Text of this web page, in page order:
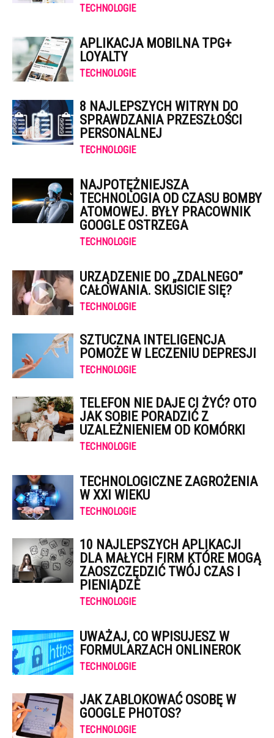
TECHNOLOGIE
APLIKACJA MOBILNA TPG+
LOYALTY
TECHNOLOGIE
8 NAJLEPSZYCH WITRYN DO
SPRAWDZANIA PRZESZŁOŚCI
PERSONALNEJ
TECHNOLOGIE
NAJPOTĘŻNIEJSZA
TECHNOLOGIA OD CZASU BOMBY
ATOMOWEJ. BYŁY PRACOWNIK
GOOGLE OSTRZEGA
TECHNOLOGIE
URZĄDZENIE DO „ZDALNEGO”
CAŁOWANIA. SKUSICIE SIĘ?
TECHNOLOGIE
SZTUCZNA INTELIGENCJA
POMOŻE W LECZENIU DEPRESJI
TECHNOLOGIE
TELEFON NIE DAJE CI ŻYĆ? OTO
JAK SOBIE PORADZIĆ Z
UZALEŻNIENIEM OD KOMÓRKI
TECHNOLOGIE
TECHNOLOGICZNE ZAGROŻENIA
W XXI WIEKU
TECHNOLOGIE
10 NAJLEPSZYCH APLIKACJI
DLA MAŁYCH FIRM KTÓRE MOGĄ
ZAOSZCZĘDZIĆ TWÓJ CZAS I
PIENIĄDZE
TECHNOLOGIE
UWAŻAJ, CO WPISUJESZ W
FORMULARZACH ONLINEROK
TECHNOLOGIE
JAK ZABLOKOWAĆ OSOBĘ W
GOOGLE PHOTOS?
TECHNOLOGIE